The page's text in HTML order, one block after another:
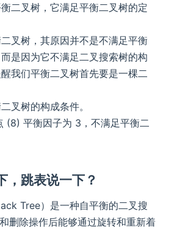
二叉树，它满足平衡二叉树的定
叉树，其原因并不是不满足平衡
是因为它不满足二叉搜索树的构
我们平衡二叉树首先要是一棵二
叉树的构成条件。
(8) 平衡因子为 3，不满足平衡二
，跳表说一下？
Tree）是一种自平衡的二叉搜
删除操作后能够通过旋转和重新着